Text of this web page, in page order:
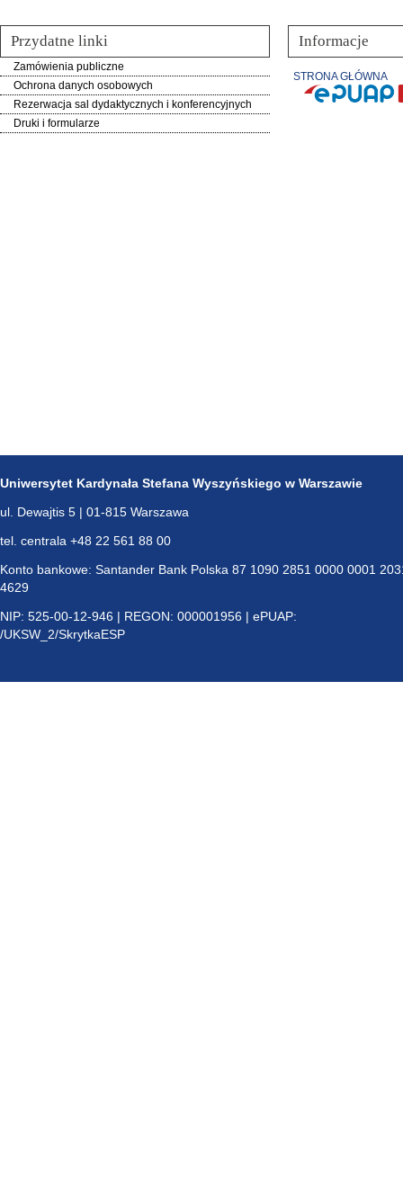
Przydatne linki
Zamówienia publiczne
Ochrona danych osobowych
Rezerwacja sal dydaktycznych i konferencyjnych
Druki i formularze
Informacje
STRONA GŁÓWNA
Uniwersytet Kardynała Stefana Wyszyńskiego w Warszawie
ul. Dewajtis 5 | 01-815 Warszawa
tel. centrala +48 22 561 88 00
Konto bankowe: Santander Bank Polska 87 1090 2851 0000 0001
4629
NIP: 525-00-12-946 | REGON: 000001956 | ePUAP:
/UKSW_2/SkrytkaESP